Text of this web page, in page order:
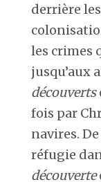
derrière
les crimes
jusqu’aux
découverts
fois par
navires.
réfugie
découverte